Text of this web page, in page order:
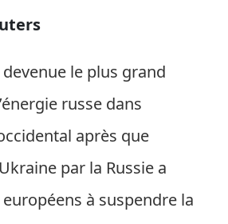
le plus grand
russe dans
après que
par la Russie a
à suspendre la